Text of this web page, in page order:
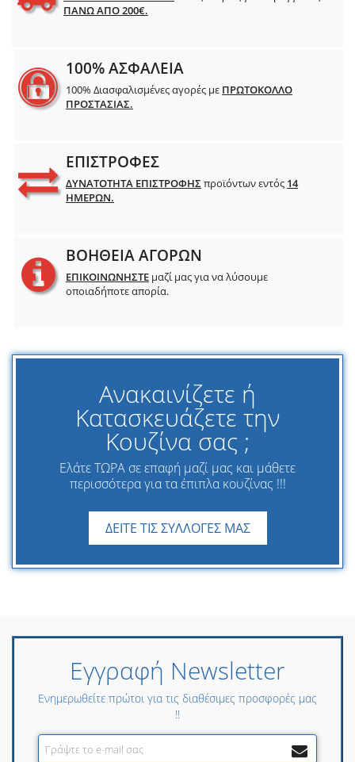
ΠΑΝΩ ΑΠΟ 200€.
100% ΑΣΦΑΛΕΙΑ
100% Διασφαλισμένες αγορές με ΠΡΩΤΟΚΟΛΛΟ
ΠΡΟΣΤΑΣΙΑΣ.
ΕΠΙΣΤΡΟΦΕΣ
ΔΥΝΑΤΟΤΗΤΑ ΕΠΙΣΤΡΟΦΗΣπροϊόντων εντός 14
ΗΜΕΡΩΝ.
ΒΟΗΘΕΙΑ ΑΓΟΡΩΝ
ΕΠΙΚΟΙΝΩΝΗΣΤΕ μαζί μας για να λύσουμε
οποιαδήποτε απορία.
Ανακαινίζετε ή
Κατασκευάζετε την
Κουζίνα σας ;
Ελάτε ΤΩΡΑ σε επαφή μαζί μας και μάθετε
περισσότερα για τα έπιπλα κουζίνας !!!
ΔΕΙΤΕ ΤΙΣ ΣΥΛΛΟΓΕΣ ΜΑΣ
Εγγραφή Newsletter
Ενημερωθείτε πρώτοι για τις διαθέσιμες προσφορές μας
!!